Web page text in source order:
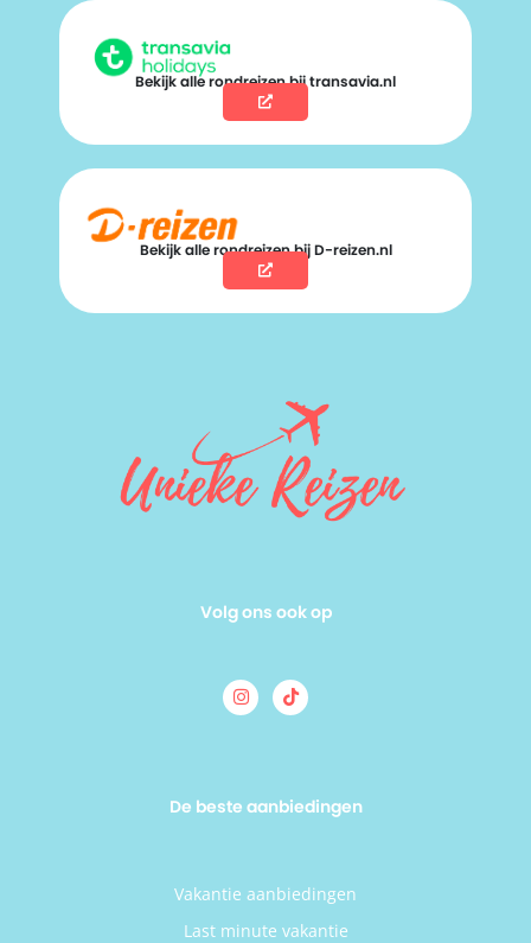
Bekijk alle rondreizen bij transavia.nl
Bekijk alle rondreizen bij D-reizen.nl
Volg ons ook op
De beste aanbiedingen
Vakantie aanbiedingen
Last minute vakantie